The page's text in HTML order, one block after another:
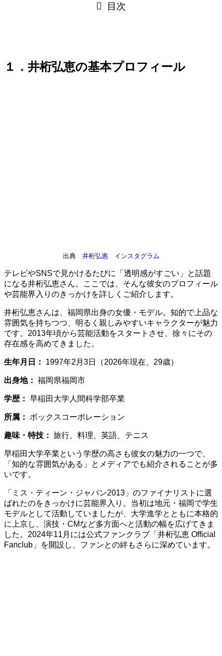
目次
１．井桁弘恵の基本プロフィール
出典 井桁弘惠 インスタグラム
テレビやSNSで見かけるたびに「透明感がすごい」と話題
になる井桁弘恵さん。ここでは、そんな彼女のプロフィール
や芸能界入りのきっかけを詳しくご紹介します。
井桁弘恵さんは、福岡県出身の女優・モデル。知的で上品な
雰囲気を持ちつつ、明るく親しみやすいキャラクターが魅力
です。2013年頃から芸能活動をスタートさせ、徐々にその
存在感を高めてきました。
生年月日： 1997年2月3日（2026年現在、29歳）
出身地： 福岡県福岡市
学歴： 早稲田大学人間科学部卒業
所属： ボックスコーポレーション
趣味・特技： 旅行、料理、英語、テニス
早稲田大学卒業という学歴の高さも彼女の魅力の一つで、
「知的な雰囲気がある」とメディアでも紹介されることが多
いです。
「ミス・ティーン・ジャパン2013」のファイナリストに選
ばれたのをきっかけに芸能界入り。当初は地元・福岡で学生
モデルとして活動していましたが、大学進学とともに本格的
に上京し、演技・CMなど多方面へと活動の幅を広げてきま
した。2024年11月には公式ファンクラブ「井桁弘恵 Official
Fanclub」を開設し、ファンとの絆もさらに深めています。